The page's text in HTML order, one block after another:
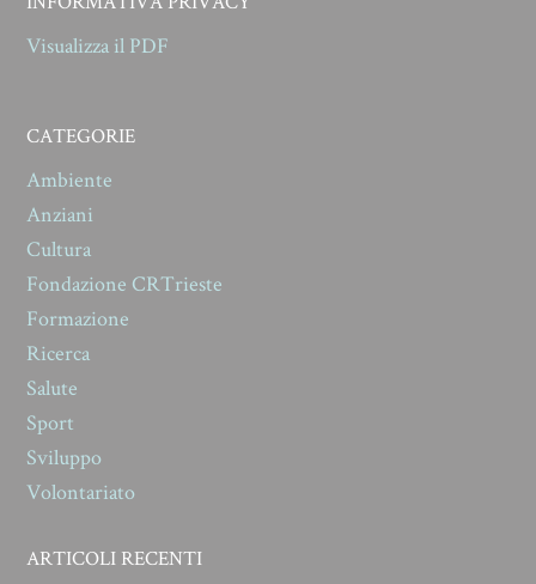
Visualizza il PDF
CATEGORIE
Ambiente
Anziani
Cultura
Fondazione CRTrieste
Formazione
Ricerca
Salute
Sport
Sviluppo
Volontariato
ARTICOLI RECENTI